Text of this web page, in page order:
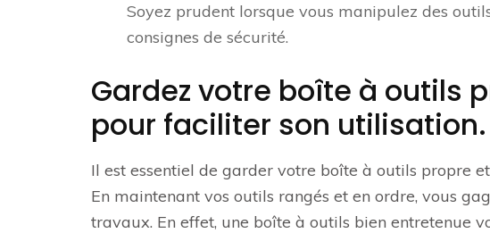
Soyez prudent lorsque vous manipulez des
consignes de sécurité.
Gardez votre boîte à outils
pour faciliter son utilisation.
Il est essentiel de garder votre boîte à outils propre
En maintenant vos outils rangés et en ordre, vous
travaux. En effet, une boîte à outils bien entretenue